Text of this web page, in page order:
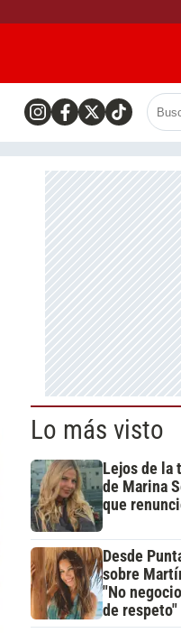
Lo más visto
Lejos de la
de Marina
que
Desde
sobre
"No
de respeto"